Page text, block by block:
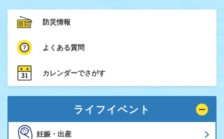
防災情報
よくある質問
カレンダーでさがす
ライフイベント
妊娠・出産